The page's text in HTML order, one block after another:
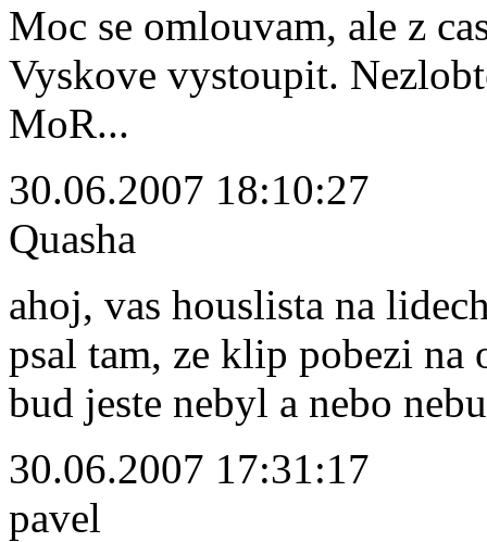
Moc se omlouvam, ale z
Vyskove vystoupit.
MoR...
30.06.2007 18:10:27
Quasha
ahoj, vas houslista na
psal tam, ze klip pobezi na
bud jeste nebyl a nebo
30.06.2007 17:31:17
pavel